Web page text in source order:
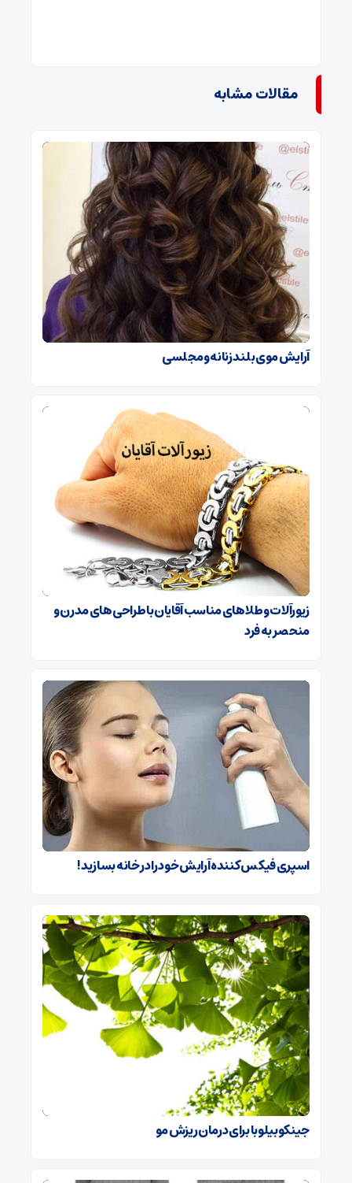
مقالات مشابه
آرایش موی بلند زنانه و مجلسی
زیورآلات و طلاهای مناسب آقایان با طراحی‌های مدرن و
منحصر به فرد
اسپری فیکس کننده آرایش خود را در خانه بسازید!
جینکوبیلوبا برای درمان ریزش مو